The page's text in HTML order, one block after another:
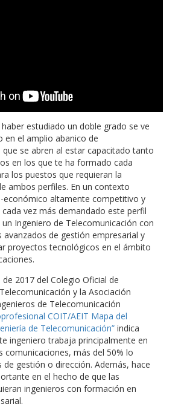
estudiado un doble grado se ve
en el amplio abanico de
se abren al estar capacitado tanto
en los que te ha formado cada
los puestos que requieran la
ambos perfiles. En un contexto
económico altamente competitivo y
vez más demandado este perfil
Ingeniero de Telecomunicación con
de gestión empresarial y
proyectos tecnológicos en el ámbito
2017 del Colegio Oficial de
y la Asociación
de Telecomunicación
COIT/AEIT Mapa del
de Telecomunicación” indica
ingeniero trabaja principalmente en
comunicaciones, más del 50% lo
de gestión o dirección. Además, hace
en el hecho de que las
ingenieros con formación en